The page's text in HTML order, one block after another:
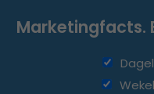
Marketingfacts.